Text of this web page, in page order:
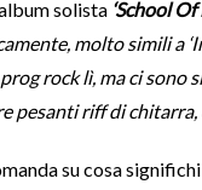
solista ‘School
molto simili a
rock lì, ma ci sono
pesanti riff di
su cosa